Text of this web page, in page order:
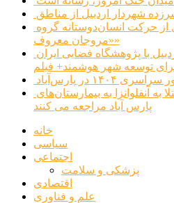
شهردار اردبیل از مناطق
«مروجان معروف»
توسعه شهر هوشمند+ فیلم
پارس آباد مراجعه می کنند
خانه
سیاسی
اجتماعی
پزشکی و سلامت
اقتصادی
علم و فناوری